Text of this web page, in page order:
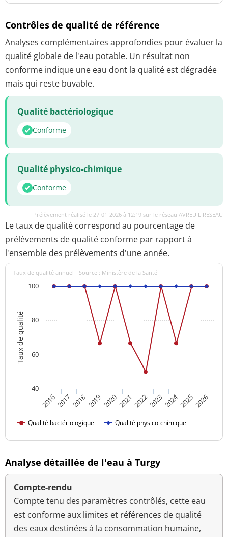
Contrôles de qualité de référence
Analyses complémentaires approfondies pour évaluer la
qualité globale de l'eau potable. Un résultat non
conforme indique une eau dont la qualité est dégradée
mais qui reste buvable.
Qualité bactériologique
Conforme
Qualité physico-chimique
Conforme
Prélèvement réalisé le 27-01-2026 à 12:19 sur le réseau AVREUIL RESEAU
Le taux de qualité correspond au pourcentage de
prélèvements de qualité conforme par rapport à
l'ensemble des prélèvements d'une année.
Taux de qualité
Taux de qualité annuel - Source : Ministère de la Santé
Qualité bactériologique Qualité physico-chimique
20162017 201820192020202120222023202420252026
40
60
80
100
Analyse détaillée de l'eau à Turgy
Compte-rendu
Compte tenu des paramètres contrôlés, cette eau
est conforme aux limites et références de qualité
des eaux destinées à la consommation humaine,